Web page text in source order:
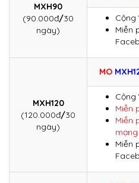
MXH90
(90.000đ/30
ngày)
Cộng
Miễn
MXH120
(120.000đ/30
ngày)
MO
Cộng
Miễn
Miễn
mạng
Miễn